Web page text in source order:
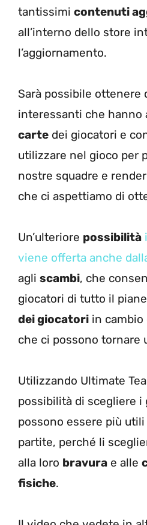
tantissimi contenuti
all’interno dello store
l’aggiornamento.
Sarà possibile ottenere
interessanti che hanno
carte dei giocatori e
utilizzare nel gioco per
nostre squadre e
che ci aspettiamo di
Un’ulteriore possibilità
viene offerta anche
agli scambi, che
giocatori di tutto il
dei giocatori in
che ci possono tornare
Utilizzando Ultimate
possibilità di scegliere i
possono essere più
partite, perché li
alla loro bravura e alle
fisiche.